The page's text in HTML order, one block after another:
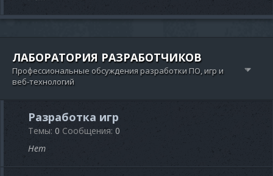
ЛАБОРАТОРИЯ РАЗРАБОТЧИКОВ
Профессиональные обсуждения разработки ПО, игр и
веб-технологий
Разработка игр
Темы 0 Сообщения 0
Нет